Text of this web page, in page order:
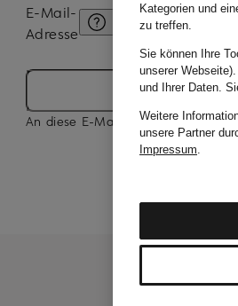
E-Mail-
Adresse
An diese E-Mail-Adresse senden
Kategorien und
zu treffen.
Sie können Ihre
unserer
und Ihrer Daten.
Weitere
unsere Partner
Impressum